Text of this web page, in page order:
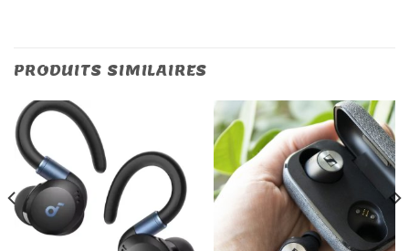
PRODUITS SIMILAIRES